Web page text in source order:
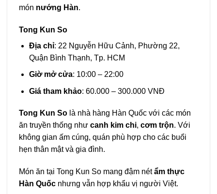
món nướng Hàn.
Tong Kun So
Địa chỉ: 22 Nguyễn Hữu Cảnh, Phường 22,
Quận Bình Thạnh, Tp. HCM
Giờ mở cửa: 10:00 – 22:00
Giá tham khảo: 60.000 – 300.000 VNĐ
Tong Kun So là nhà hàng Hàn Quốc với các món
ăn truyền thống như canh kim chi, cơm trộn. Với
không gian ấm cúng, quán phù hợp cho các buổi
hẹn thân mật và gia đình.
Món ăn tại Tong Kun So mang đậm nétẩm thực
Hàn Quốc nhưng vẫn hợp khẩu vị người Việt.